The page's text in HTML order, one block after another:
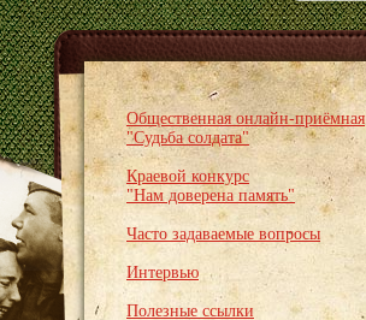
Общественная онлайн-приёмная
"Судьба солдата"
Краевой конкурс
"Нам доверена память"
Часто задаваемые вопросы
Интервью
Полезные ссылки